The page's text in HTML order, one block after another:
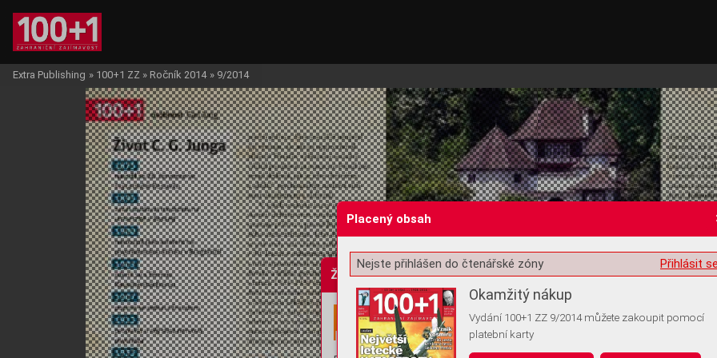
Žádost o souhlas s ukládáním volitelných informací
Extra Publishing » 100+1 ZZ » Ročník 2014 » 9/2014
Placený obsah
Přihlásit
Nejste přihlášen do čtenářské zóny
Okamžitý nákup
Vydání 100+1 ZZ 9/2014 můžete zakoupit pomocí
platební karty